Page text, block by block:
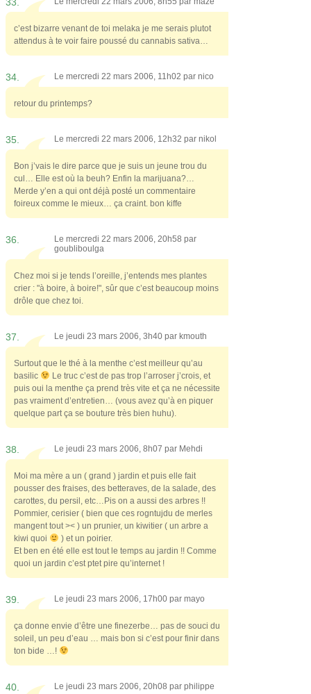
c’est bizarre venant de toi melaka je me serais plutot
attendus à te voir faire poussé du cannabis sativa…
34. Le mercredi 22 mars 2006, 11h02 par nico
retour du printemps?
35. Le mercredi 22 mars 2006, 12h32 par nikol
Bon j’vais le dire parce que je suis un jeune trou du
cul… Elle est où la beuh? Enfin la marijuana?…
Merde y’en a qui ont déjà posté un commentaire
foireux comme le mieux… ça craint. bon kiffe
36.
Le mercredi 22 mars 2006, 20h58 par
goubliboulga
Chez moi si je tends l’oreille, j’entends mes plantes
crier : "à boire, à boire!", sûr que c’est beaucoup moins
drôle que chez toi.
37. Le jeudi 23 mars 2006, 3h40 par kmouth
Surtout que le thé à la menthe c’est meilleur qu’au
basilic
Le truc c’est de pas trop l’arroser j’crois, et
puis oui la menthe ça prend très vite et ça ne nécessite
pas vraiment d’entretien… (vous avez qu’à en piquer
quelque part ça se bouture très bien huhu).
38. Le jeudi 23 mars 2006, 8h07 par Mehdi
Moi ma mère a un ( grand ) jardin et puis elle fait
pousser des fraises, des betteraves, de la salade, des
carottes, du persil, etc…Pis on a aussi des arbres !!
Pommier, cerisier ( bien que ces rogntujdu de merles
mangent tout >< ) un prunier, un kiwitier ( un arbre a
kiwi quoi
) et un poirier.
Et ben en été elle est tout le temps au jardin !! Comme
quoi un jardin c’est ptet pire qu’internet !
39. Le jeudi 23 mars 2006, 17h00 par mayo
ça donne envie d’être une finezerbe… pas de souci du
soleil, un peu d’eau … mais bon si c’est pour finir dans
ton bide …!
40. Le jeudi 23 mars 2006, 20h08 par philippe